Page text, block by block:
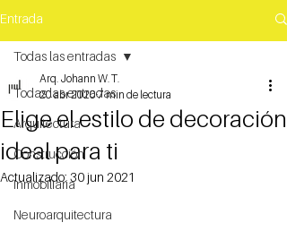
Entrada
Todas las entradas
Arquitectura
Construcción
Inmobiliaria
Neuroarquitectura
Todas las entradas
Elige el estilo de decoración
ideal para ti
Arq. Johann W. T.
20 abr 2020 7 min de lectura
Actualizado:30 jun 2021